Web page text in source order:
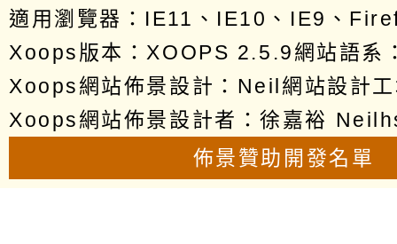
相同方
式分享
適用瀏覽器：IE11、IE10、IE9、
Xoops版本：XOOPS 2.5.9網站語系
Xoops網站佈景設計 ： Neil網站設計
Xoops網站佈景設計者：徐嘉裕
佈景贊助開發名單